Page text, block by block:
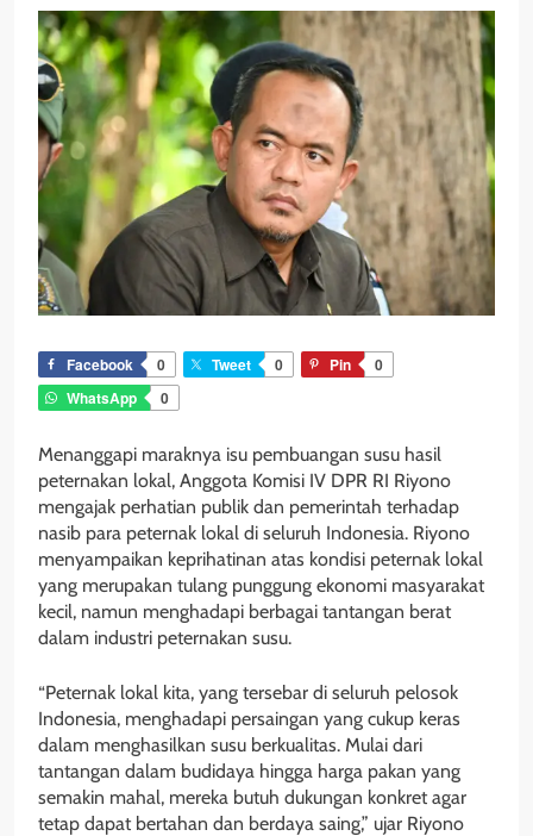
Facebook 0 Tweet 0 Pin
0
WhatsApp
0
Menanggapi maraknya isu pembuangan susu hasil
peternakan lokal, Anggota Komisi IV DPR RI Riyono
mengajak perhatian publik dan pemerintah terhadap
nasib para peternak lokal di seluruh Indonesia. Riyono
menyampaikan keprihatinan atas kondisi peternak lokal
yang merupakan tulang punggung ekonomi masyarakat
kecil, namun menghadapi berbagai tantangan berat
dalam industri peternakan susu.
“Peternak lokal kita, yang tersebar di seluruh pelosok
Indonesia, menghadapi persaingan yang cukup keras
dalam menghasilkan susu berkualitas. Mulai dari
tantangan dalam budidaya hingga harga pakan yang
semakin mahal, mereka butuh dukungan konkret agar
tetap dapat bertahan dan berdaya saing,” ujar Riyono